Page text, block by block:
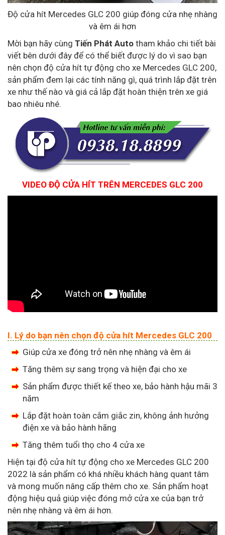
Độ cửa hít Mercedes GLC 200 giúp đóng cửa nhẹ nhàng
và êm ái hơn
Mời bạn hãy cùng Tiến Phát Auto tham khảo chi tiết bài
viết bên dưới đây để có thể biết được lý do vì sao bạn
nên chọn độ cửa hít tự động cho xe Mercedes GLC 200,
sản phẩm đem lại các tính năng gì, quá trình lắp đặt trên
xe như thế nào và giá cả lắp đặt hoàn thiện trên xe giá
bao nhiêu nhé.
VIDEO ĐỘ CỬA HÍT TRÊN MERCEDES GLC 200
I. Lý do bạn nên chọn độ cửa hít Mercedes GLC 200
Giúp cửa xe đóng trở nên nhẹ nhàng và êm ái
Tăng thêm sự sang trọng và hiện đại cho xe
Sản phẩm được thiết kế theo xe, bảo hành hậu mãi 3
năm
Lắp đặt hoàn toàn cắm giắc zin, không ảnh hưởng
điện xe và bảo hành hãng
Tăng thêm tuổi thọ cho 4 cửa xe
Hiện tại độ cửa hít tự động cho xe Mercedes GLC 200
2022 là sản phẩm có khá nhiều khách hàng quant tâm
và mong muốn nâng cấp thêm cho xe. Sản phẩm hoạt
động hiệu quả giúp việc đóng mở cửa xe của bạn trở
nên nhẹ nhàng và êm ái hơn.